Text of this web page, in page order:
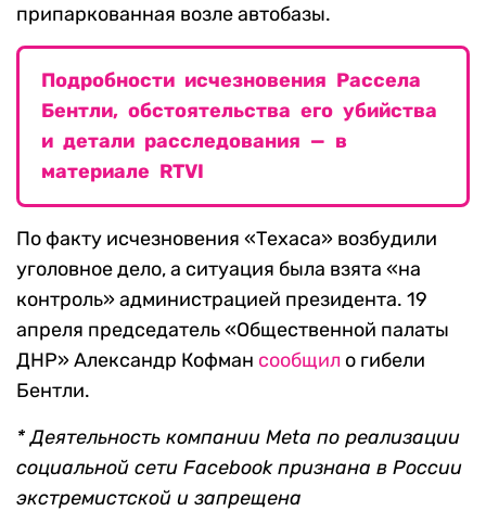
припаркованная возле автобазы.
Подробности исчезновения Рассела
Бентли, обстоятельства его убийства
и детали расследования — в
материале RTVI
По факту исчезновения «Техаса» возбудили
уголовное дело, а ситуация была взята «на
контроль» администрацией президента. 19
апреля председатель «Общественной палаты
ДНР» Александр Кофман сообщил о гибели
Бентли.
* Деятельность компании Meta по реализации
социальной сети Facebook признана в России
экстремистской и запрещена